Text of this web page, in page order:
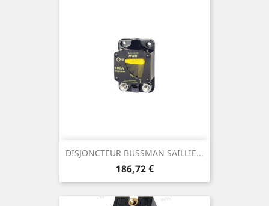
DISJONCTEUR BUSSMAN SAILLIE...
Prix
186,72 €